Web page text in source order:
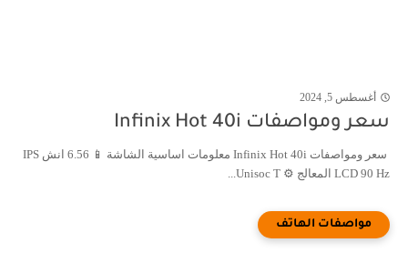
أغسطس 5, 2024
سعر ومواصفات Infinix Hot 40i
سعر ومواصفات Infinix Hot 40i معلومات اساسية الشاشة 📱 6.56 انش IPS
LCD 90 Hz المعالج ⚙️ Unisoc T...